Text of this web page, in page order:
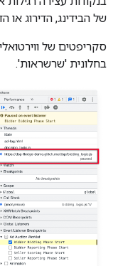
של הבידינג, הדירוג או
סקריפטים של
בחלונית 'שרשראות'.